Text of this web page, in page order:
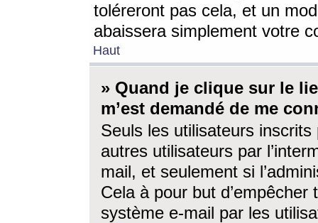
toléreront pas cela, et un
abaissera simplement votre
Haut
» Quand je clique sur le
m’est demandé de me
Seuls les utilisateurs
autres utilisateurs par
mail, et seulement si
Cela à pour but
système e-mail par les